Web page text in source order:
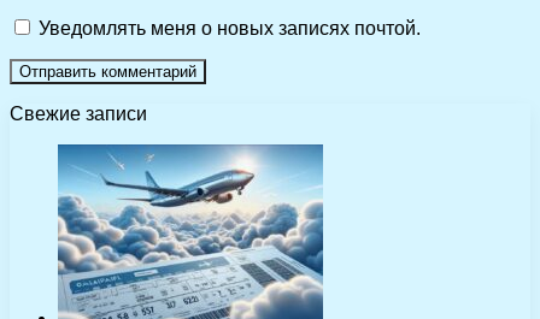
Уведомлять меня о новых записях почтой.
Свежие записи